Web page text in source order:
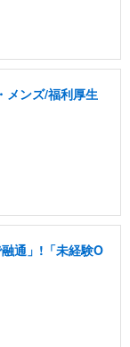
メンズ/福利厚生
通」!「未経験O